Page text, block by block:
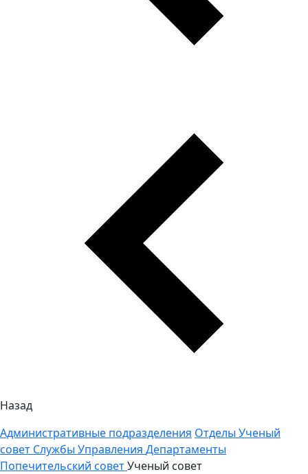
Назад
Административные подразделения Отделы Ученый
совет Службы Управления Департаменты
Попечительский советУченый совет